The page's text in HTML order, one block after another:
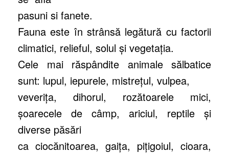
pasuni si fanete.
Fauna este în strânsă legătură cu factorii
climatici, relieful, solul şi vegetaţia.
Cele mai răspândite animale sălbatice
sunt: lupul, iepurele, mistreţul, vulpea,
veveriţa, dihorul, rozătoarele mici,
şoarecele de câmp, ariciul, reptile şi
diverse păsări
ca ciocănitoarea, gaiţa, piţigoiul, cioara,